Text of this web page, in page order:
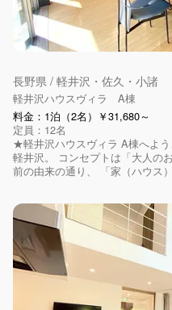
長野県 / 軽井沢・佐久・小諸
軽井沢ハウスヴィラ A棟
料金：1泊（2名）￥31,680～
定員：12名
★軽井沢ハウスヴィラ A棟へよ
軽井沢。 コンセプトは「大人の
前の由来の通り、 「家（ハウス